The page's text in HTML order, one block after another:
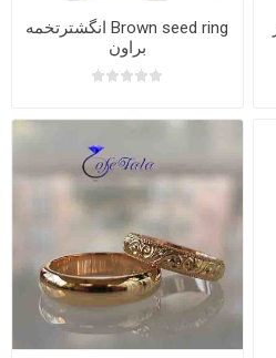
Brown seed ring انگشترتخمه
براون